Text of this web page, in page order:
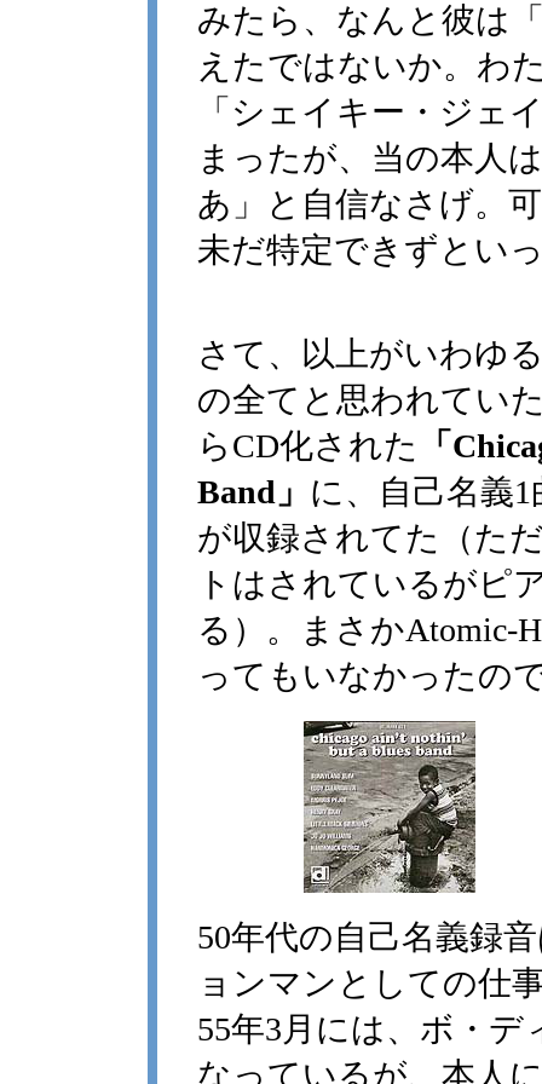
みたら、なんと彼は
えたではないか。わ
「シェイキー・ジェ
まったが、当の本人
あ」と自信なさげ。
未だ特定できずとい
さて、以上がいわゆ
の全てと思われてい
らCD化された
「
Band」 に、自己名義
が収録されてた（た
トはされているがピ
る）。まさかAtomic-
ってもいなかったの
50年代の自己名義録
ョンマンとしての仕
55年3月には、ボ・デ
なっているが、本人